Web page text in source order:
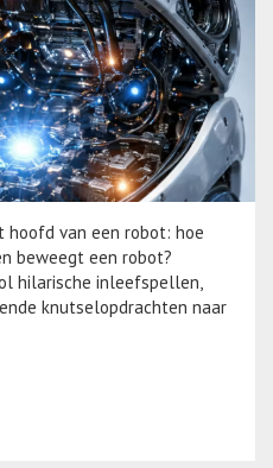
hoofd van een robot: hoe
beweegt een robot?
hilarische inleefspellen,
knutselopdrachten naar